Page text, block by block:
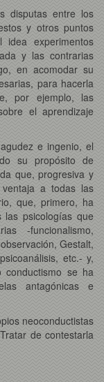
disputas entre los
y otros puntos
experimentos
y las contrarias
en acomodar su
para hacerla
por ejemplo, las
el aprendizaje
e ingenio, el
su propósito de
que, progresiva y
ventaja a todas las
que, primero, ha
psicologías que
-funcionalismo,
Gestalt,
etc.- y,
se ha
antagónicas e
neoconductistas
de contestarla